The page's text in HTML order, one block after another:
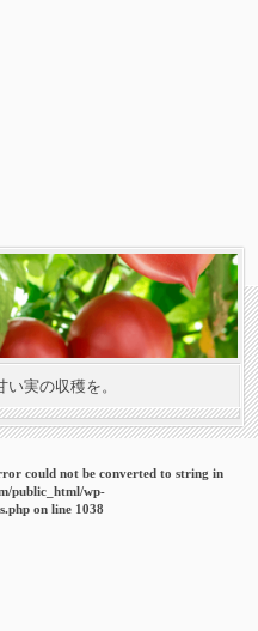
実の収穫を。
could not be converted to string in
public_html/wp-
on line 1038